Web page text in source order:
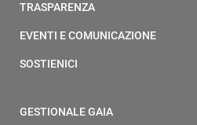
TRASPARENZA
EVENTI E COMUNICAZIONE
SOSTIENICI
GESTIONALE GAIA